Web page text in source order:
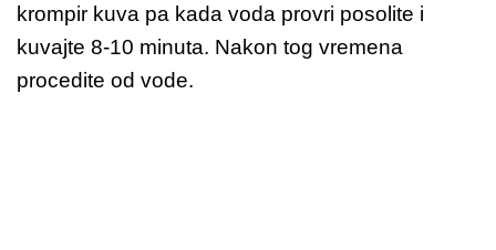
krompir kuva pa kada voda provri posolite i
kuvajte 8-10 minuta. Nakon tog vremena
procedite od vode.